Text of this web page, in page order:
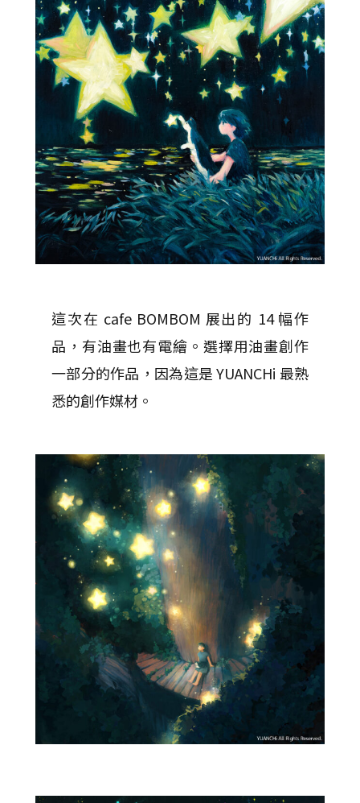
這次在 cafe BOMBOM 展出的 14 幅作
品，有油畫也有電繪。選擇用油畫創作
一部分的作品，因為這是 YUANCHi 最熟
悉的創作媒材。